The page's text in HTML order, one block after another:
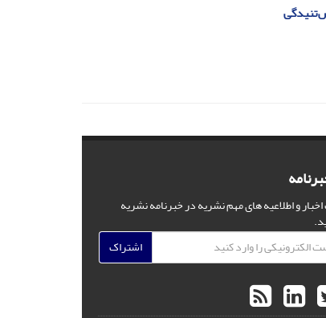
و اطلاعیه های مهم نشریه در خبرنامه نشریه
اشتراک